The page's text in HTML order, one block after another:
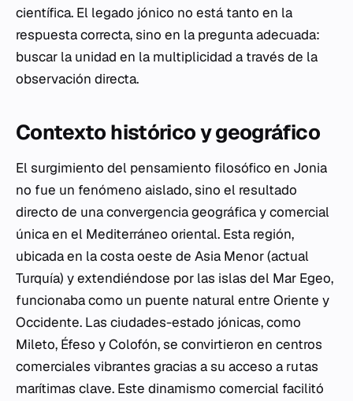
científica. El legado jónico no está tanto en la
respuesta correcta, sino en la pregunta adecuada:
buscar la unidad en la multiplicidad a través de la
observación directa.
Contexto histórico y geográfico
El surgimiento del pensamiento filosófico en Jonia
no fue un fenómeno aislado, sino el resultado
directo de una convergencia geográfica y comercial
única en el Mediterráneo oriental. Esta región,
ubicada en la costa oeste de Asia Menor (actual
Turquía) y extendiéndose por las islas del Mar Egeo,
funcionaba como un puente natural entre Oriente y
Occidente. Las ciudades-estado jónicas, como
Mileto, Éfeso y Colofón, se convirtieron en centros
comerciales vibrantes gracias a su acceso a rutas
marítimas clave. Este dinamismo comercial facilitó